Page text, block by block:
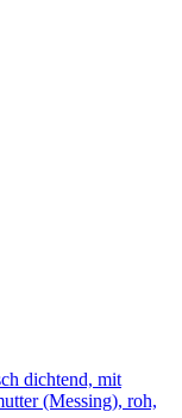
dichtend, mit
(Messing), roh,